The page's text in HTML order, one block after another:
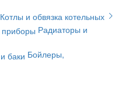
Котлы и обвязка котельных
Радиаторы и
Бойлеры,